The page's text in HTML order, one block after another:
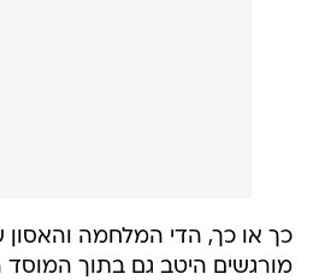
מורגשים היטב גם בתוך המוסד